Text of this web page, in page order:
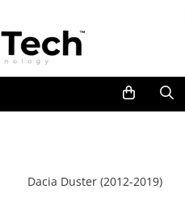
Dacia Duster (2012-2019)